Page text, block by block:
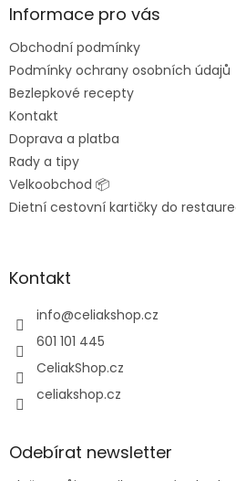
aInformace pro vás
Obchodní podmínky
Podmínky ochrany osobních údajů
Bezlepkové recepty
Kontakt
Doprava a platba
Rady a tipy
Velkoobchod 📦
Dietní cestovní kartičky do
Kontakt
info@celiakshop.cz
601 101 445
CeliakShop.cz
celiakshop.cz
Odebírat newsletter